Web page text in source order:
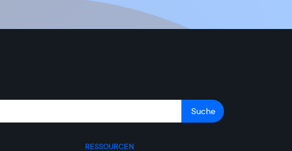
RESSOURCEN